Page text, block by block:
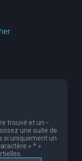
trouvé et un -
une suite de
si uniquement un
« * »